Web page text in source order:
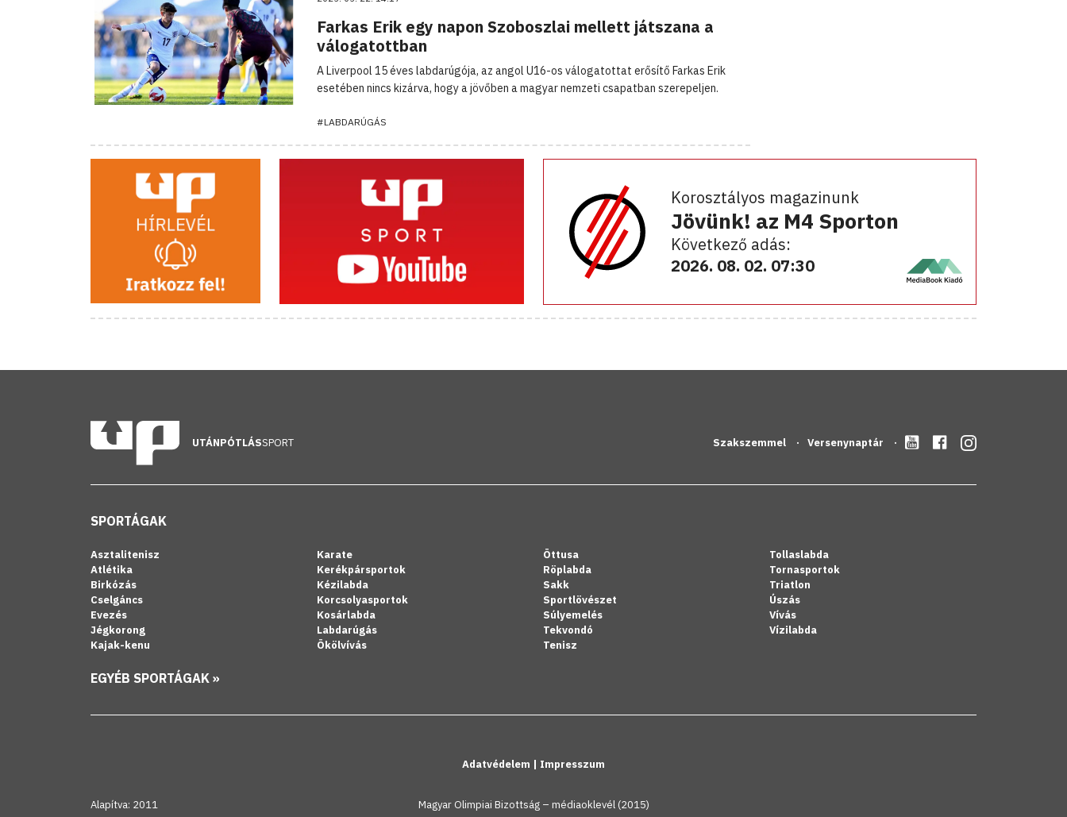
Farkas Erik egy napon Szoboszlai mellett játszana a
válogatottban
A Liverpool 15 éves labdarúgója, az angol U16-os válogatottat erősítő Farkas Erik
esetében nincs kizárva, hogy a jövőben a magyar nemzeti csapatban szerepeljen.
#LABDARÚGÁS
Korosztályos magazinunk
Jövünk! az M4 Sporton
Következő adás:
2026. 08. 02. 07:30
UTÁNPÓTLÁSSPORT Szakszemmel Versenynaptár
SPORTÁGAK
Asztalitenisz
Atlétika
Birkózás
Cselgáncs
Evezés
Jégkorong
Kajak-kenu
Karate
Kerékpársportok
Kézilabda
Korcsolyasportok
Kosárlabda
Labdarúgás
Ökölvívás
Öttusa
Röplabda
Sakk
Sportlövészet
Súlyemelés
Tekvondó
Tenisz
Tollaslabda
Tornasportok
Triatlon
Úszás
Vívás
Vízilabda
EGYÉB SPORTÁGAK »
Adatvédelem | Impresszum
Alapítva: 2011 Magyar Olimpiai Bizottság – médiaoklevél (2015)